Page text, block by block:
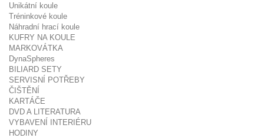
Unikátní koule
Tréninkové koule
Náhradní hrací koule
KUFRY NA KOULE
MARKOVÁTKA
DynaSpheres
BILIARD SETY
SERVISNÍ POTŘEBY
ČIŠTĚNÍ
KARTÁČE
DVD A LITERATURA
VYBAVENÍ INTERIÉRU
HODINY